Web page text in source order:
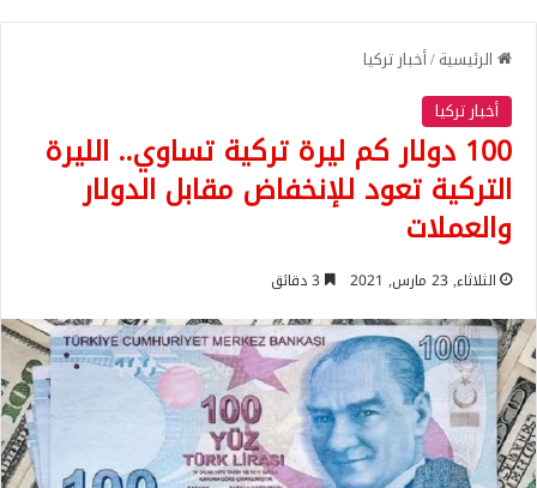
الرئيسية/أخبار تركيا
أخبار تركيا
100 دولار كم ليرة تركية تساوي.. الليرة
التركية تعود للإنخفاض مقابل الدولار
والعملات
الثلاثاء, 23 مارس, 2021